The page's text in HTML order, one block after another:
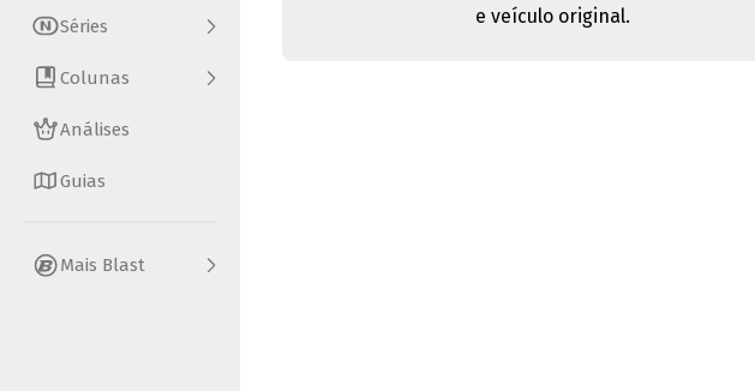
Séries
Colunas
Análises
Guias
Mais Blast
e veículo original.